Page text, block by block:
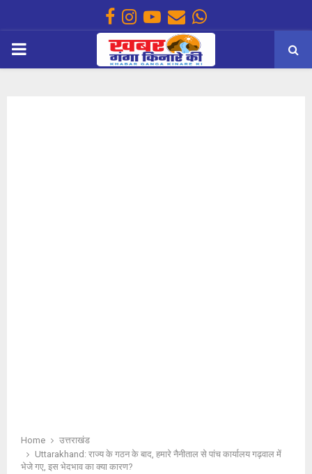
Facebook
Instagram
Youtube
EmailWhatsapp
PRIMARY
Home
उत्तराखंड
Uttarakhand: राज्य के गठन के बाद, हमारे नैनीताल से पांच कार्यालय गढ़वाल में
भेजे गए, इस भेदभाव का क्या कारण?